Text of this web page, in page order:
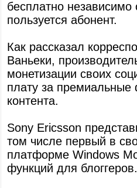
бесплатно независимо
пользуется абонент.
Как рассказал
Ваньеки,
монетизации своих
плату за премиальные
контента.
Sony Ericsson
том числе первый в
платформе Windows
функций для блоггеров.